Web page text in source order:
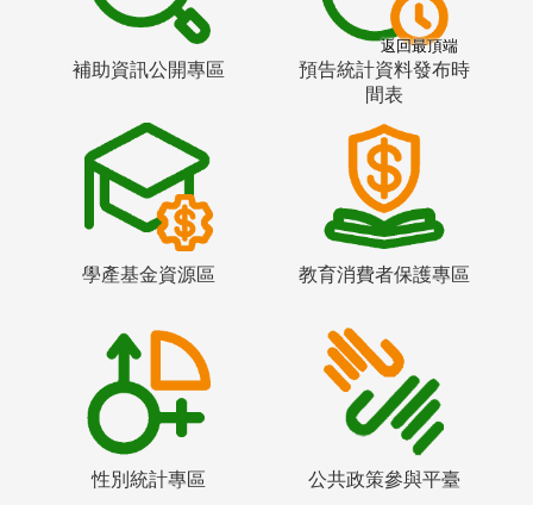
補助資訊公開專區
預告統計資料發布時
間表
學產基金資源區 教育消費者保護專區
性別統計專區 公共政策參與平臺
返回最頂端